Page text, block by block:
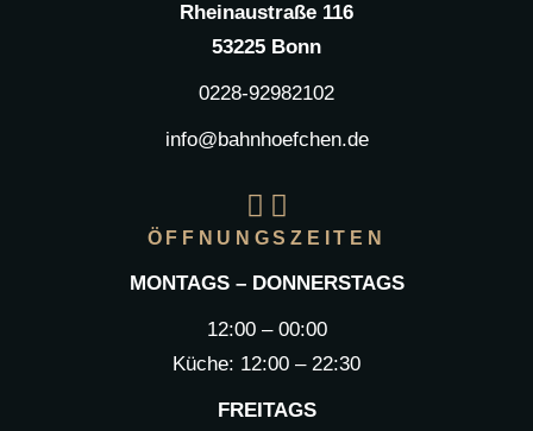
Rheinaustraße 116
53225 Bonn
0228-92982102
info@bahnhoefchen.de
ÖFFNUNGSZEITEN
MONTAGS – DONNERSTAGS
12:00 – 00:00
Küche: 12:00 – 22:30
FREITAGS